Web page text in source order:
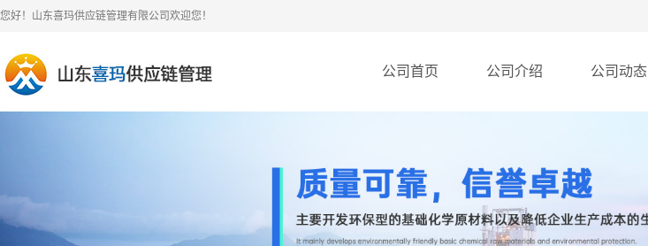
您好！山东喜玛供应链管理有限公司欢迎您！
公司首页 公司介绍 公司动态